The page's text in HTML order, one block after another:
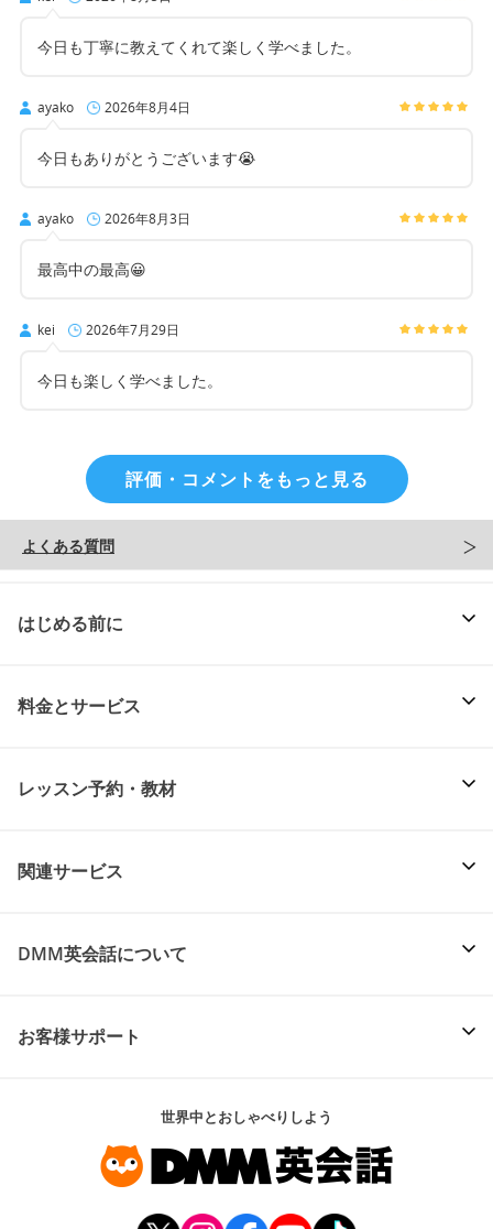
今日も丁寧に教えてくれて楽しく学べました。
ayako 2026年8月4日
今日もありがとうございます😭
ayako 2026年8月3日
最高中の最高😀
kei 2026年7月29日
今日も楽しく学べました。
評価・コメントをもっと見る
よくある質問
はじめる前に
料金とサービス
レッスン予約・教材
関連サービス
DMM英会話について
お客様サポート
世界中とおしゃべりしよう